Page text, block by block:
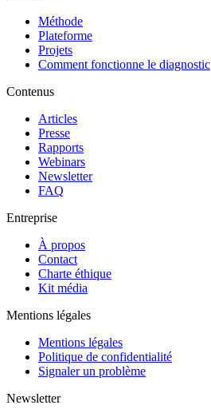
Méthode
Plateforme
Projets
Comment fonctionne le diagnostic
Contenus
Articles
Presse
Rapports
Webinars
Newsletter
FAQ
Entreprise
À propos
Contact
Charte éthique
Kit média
Mentions légales
Mentions légales
Politique de confidentialité
Signaler un problème
Newsletter